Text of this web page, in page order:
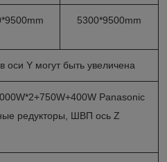
5300*9500mm
оси Y могут быть увеличена
Panasonic
редукторы, ШВП ось Z